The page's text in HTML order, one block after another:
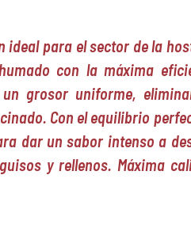
ideal para el sector de la
con la máxima
grosor uniforme,
Con el equilibrio
dar un sabor intenso a
y rellenos. Máxima